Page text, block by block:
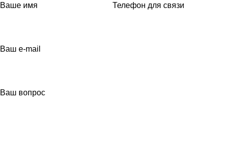
Ваше имя Телефон для связи
Ваш e-mail
Ваш вопрос